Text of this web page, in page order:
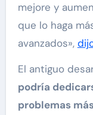
mejore y
que lo haga
avanzados»,
El antiguo
podría
problemas